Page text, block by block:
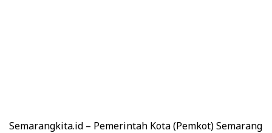
Semarangkita.id – Pemerintah Kota (Pemkot) Semarang